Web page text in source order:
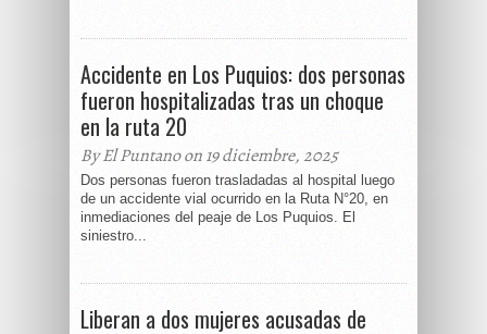
Accidente en Los Puquios: dos personas
fueron hospitalizadas tras un choque
en la ruta 20
By El Puntano on 19 diciembre, 2025
Dos personas fueron trasladadas al hospital luego
de un accidente vial ocurrido en la Ruta N°20, en
inmediaciones del peaje de Los Puquios. El
siniestro...
Liberan a dos mujeres acusadas de